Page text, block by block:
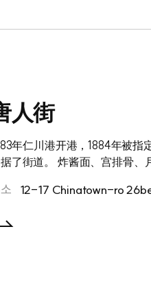
人街
年仁川港开港，1884年被
了街道。 炸酱面、宫排骨、
12-17 Chinatown-ro